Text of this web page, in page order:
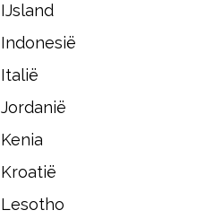
IJsland
Indonesië
Italië
Jordanië
Kenia
Kroatië
Lesotho